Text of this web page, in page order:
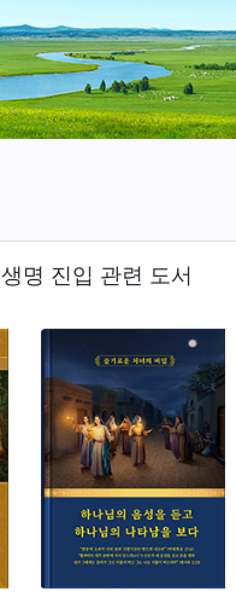
생명 진입 관련 도서